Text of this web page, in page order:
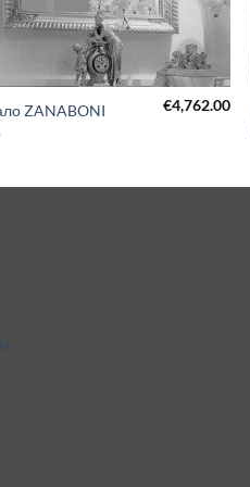
ZANABONI
€4,762.00